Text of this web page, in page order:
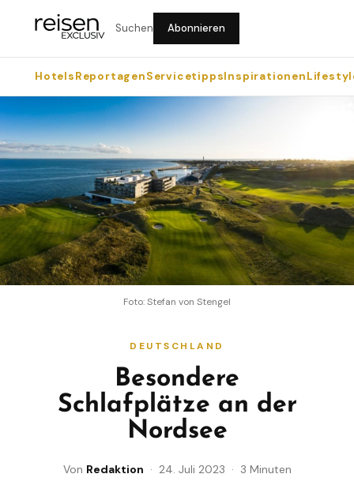
Suchen Abonnieren
HotelsReportagenServicetippsInspirationen
Foto: Stefan von Stengel
DEUTSCHLAND
Besondere
Schlafplätze an der
Nordsee
Von Redaktion · 24. Juli 2023 · 3 Minuten